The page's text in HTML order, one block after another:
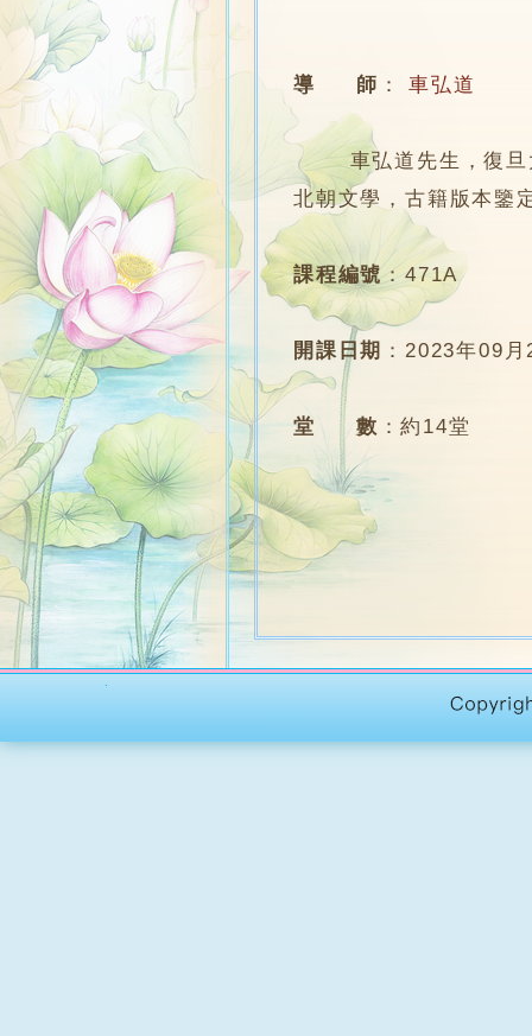
導 師 ： 車弘道
車弘道先生，復旦大
北朝文學，古籍版本鑒
課程編號：471A
開課日期 ：2023年09月
堂 數 ：約14堂